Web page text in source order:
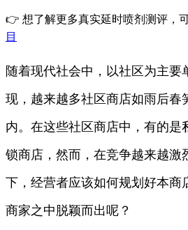
👉 想了解更多真实延时喷剂测评，
目
随着现代社会中，以社区为主要
现，越来越多社区商店如雨后春
内。在这些社区商店中，有的是
锁商店，然而，在竞争越来越激
下，经营者应该如何规划好本商
商家之中脱颖而出呢？